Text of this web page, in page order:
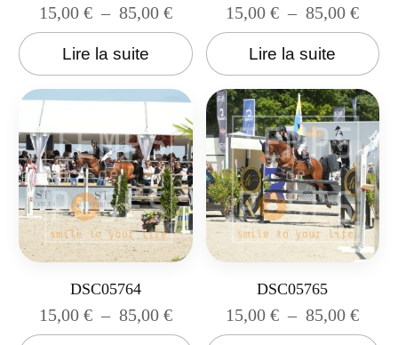
15,00 € – 85,00 €
Lire la suite
15,00€ – 85,00€
Lire la suite
DSC05764
15,00 € – 85,00 €
DSC05765
15,00€ – 85,00€